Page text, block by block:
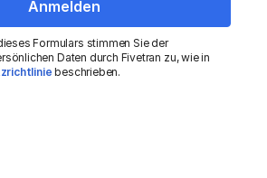
Formulars stimmen Sie der
Daten durch Fivetran zu, wie in
beschrieben.